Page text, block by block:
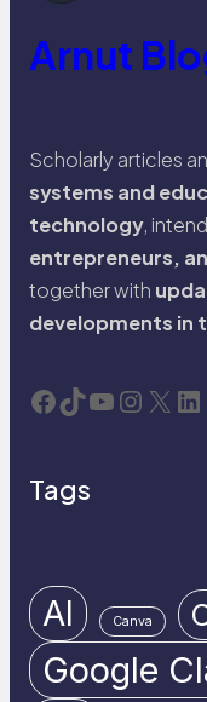
Arnut
Scholarly articles
systems and
technology,
entrepreneurs,
together with
developments in
Facebook TikTok YouTube Instagram X LinkedIn
Tags
AI Canva
Google